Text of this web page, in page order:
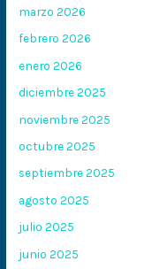
marzo 2026
febrero 2026
enero 2026
diciembre 2025
noviembre 2025
octubre 2025
septiembre 2025
agosto 2025
julio 2025
junio 2025